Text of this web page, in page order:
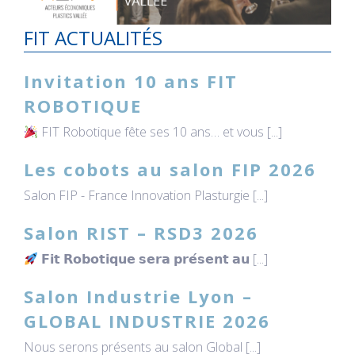
FIT ACTUALITÉS
Invitation 10 ans FIT
ROBOTIQUE
FIT Robotique fête ses 10 ans… et vous [...]
Les cobots au salon FIP 2026
Salon FIP - France Innovation Plasturgie [...]
Salon RIST – RSD3 2026
𝗙𝗶𝘁 𝗥𝗼𝗯𝗼𝘁𝗶𝗾𝘂𝗲 𝘀𝗲𝗿𝗮 𝗽𝗿𝗲́𝘀𝗲𝗻𝘁 𝗮𝘂 [...]
Salon Industrie Lyon –
GLOBAL INDUSTRIE 2026
Nous serons présents au salon Global [...]